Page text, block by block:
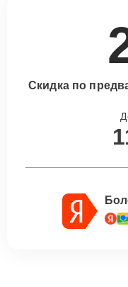
Скидка по